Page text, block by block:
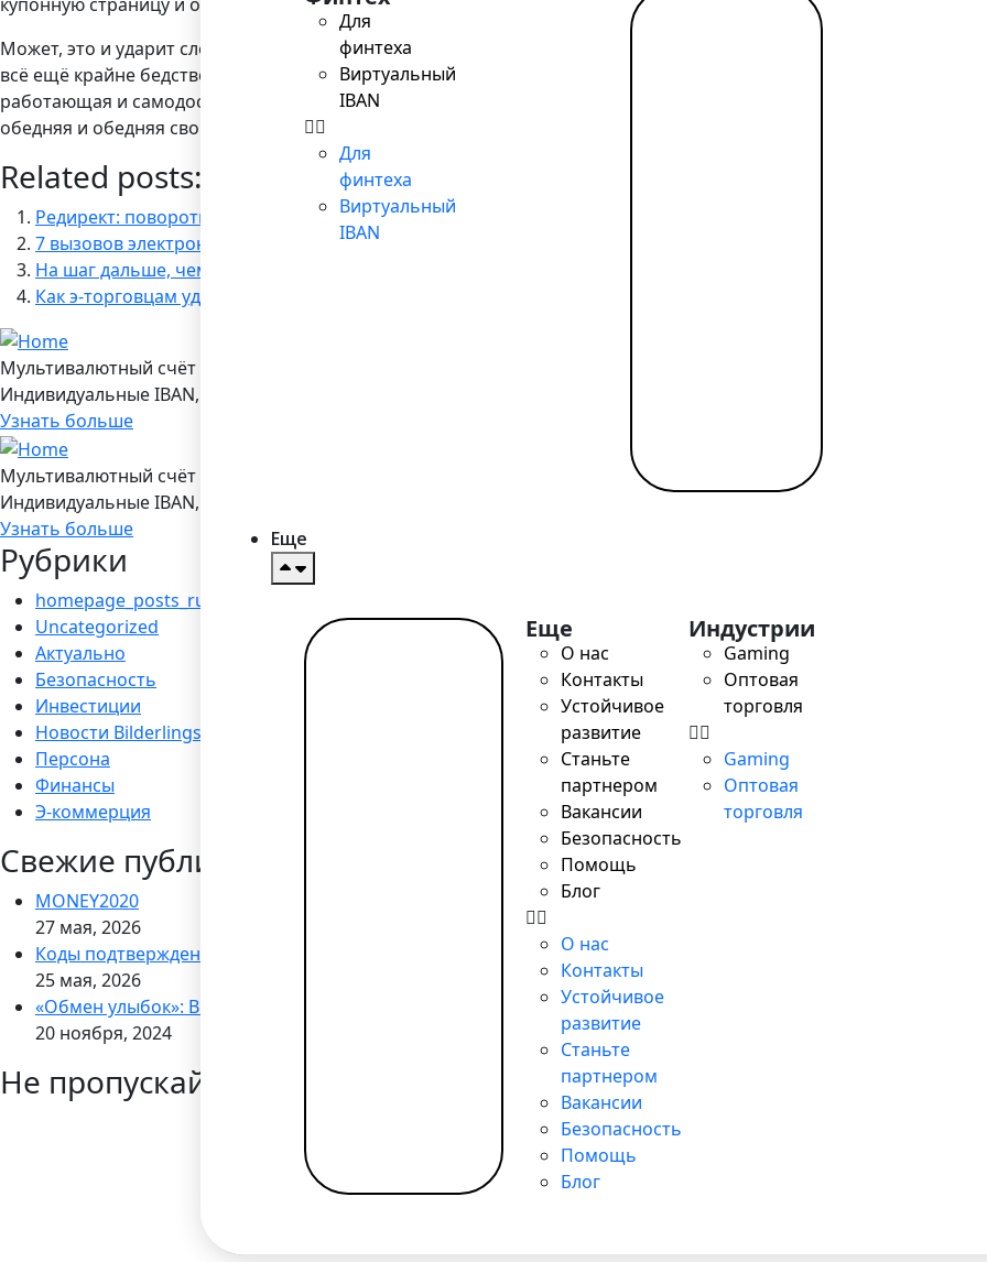
Для
финтеха
Виртуальный
IBAN
Для
финтеха
Виртуальный
IBAN
Еще
Еще
О нас
Контакты
Устойчивое
развитие
Станьте
партнером
Вакансии
Безопасность
Помощь
Блог
О нас
Контакты
Устойчивое
развитие
Станьте
партнером
Вакансии
Безопасность
Помощь
Блог
Индустрии
Gaming
Оптовая
торговля
Gaming
Оптовая
торговля
Может, это и ударит слегка по кошельку, но, по крайней мере, его содержимое не будет постоянно и
всё ещё крайне бедственное явление – но нужно учиться работать независимо от него, не идя на поводу
работающая и самодостаточная машина продаж, не нуждающаяся в топливе извне – в то время как остальные
обедняя и обедняя свой показатель возвращенных инвестиций.
Related posts:
Редирект: поворотный знак для торговцев
7 вызовов электронной коммерции-2017
На шаг дальше, чем бумага
Как э-торговцам удается запустить товар в медиапространство
Мультивалютный счёт в Bilderlings
Индивидуальные IBAN, 19 валют, платежы SEPA/ SEPA Instant / SWIFT, выгодный обмен, удалённое открытие за
Узнать больше
Мультивалютный счёт в Bilderlings
Индивидуальные IBAN, 19 валют, платежы SEPA/ SEPA Instant / SWIFT, выгодный обмен, удалённое открытие за
Узнать больше
Рубрики
homepage_posts_ru
Uncategorized
Актуально
Безопасность
Инвестиции
Новости Bilderlings
Персона
Финансы
Э-коммерция
Свежие публикации
MONEY2020
27 мая, 2026
Коды подтверждения через WhatsApp
25 мая, 2026
«Обмен улыбок»: Bilderlings запускает кампанию по поддержке детей в больницах
20 ноября, 2024
Не пропускайте новости